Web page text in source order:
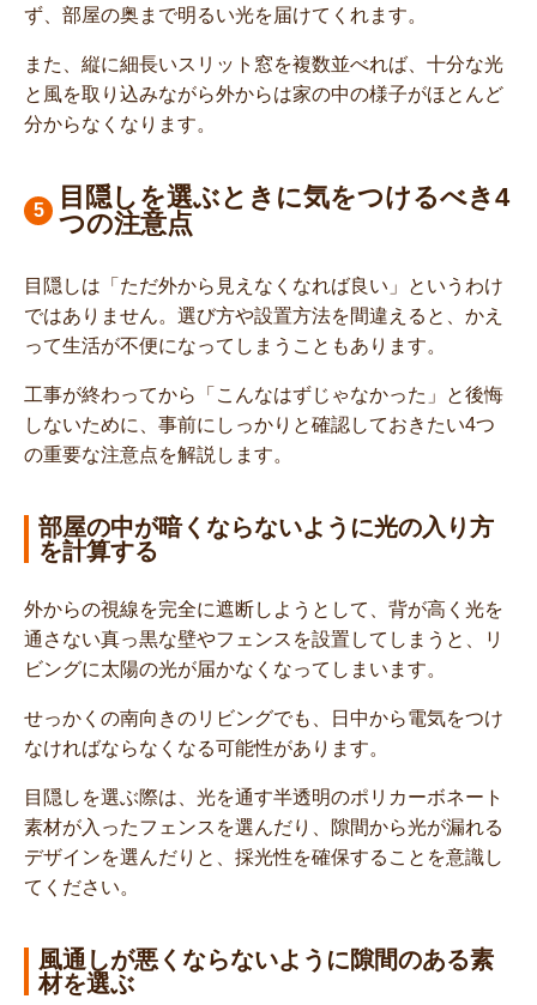
ず、部屋の奥まで明るい光を届けてくれます。
また、縦に細長いスリット窓を複数並べれば、十分な光
と風を取り込みながら外からは家の中の様子がほとんど
分からなくなります。
目隠しを選ぶときに気をつけるべき4
つの注意点
目隠しは「ただ外から見えなくなれば良い」というわけ
ではありません。選び方や設置方法を間違えると、かえ
って生活が不便になってしまうこともあります。
工事が終わってから「こんなはずじゃなかった」と後悔
しないために、事前にしっかりと確認しておきたい4つ
の重要な注意点を解説します。
部屋の中が暗くならないように光の入り方
を計算する
外からの視線を完全に遮断しようとして、背が高く光を
通さない真っ黒な壁やフェンスを設置してしまうと、リ
ビングに太陽の光が届かなくなってしまいます。
せっかくの南向きのリビングでも、日中から電気をつけ
なければならなくなる可能性があります。
目隠しを選ぶ際は、光を通す半透明のポリカーボネート
素材が入ったフェンスを選んだり、隙間から光が漏れる
デザインを選んだりと、採光性を確保することを意識し
てください。
風通しが悪くならないように隙間のある素
材を選ぶ